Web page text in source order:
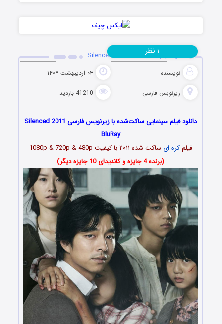
دانلود فیلم ساکت‌شده Silenced 2011
نویسنده ۰۳ اردیبهشت ۱۴۰۴
زیرنویس فارسی 41210 بازدید
۱ نظر
دانلود فیلم سینمایی ساکت‌شده با زیرنویس فارسی Silenced 2011
BluRay
فیلمکره ای ساکت شده ۲۰۱۱ با کیفیت 1080p & 720p & 480p
(برنده 4 جایزه و کاندیدای 10 جایزه دیگر)